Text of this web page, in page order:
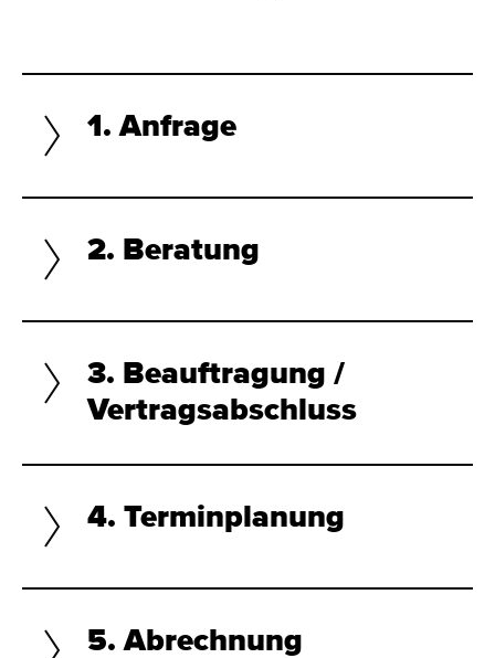
1. Anfrage
2. Beratung
3. Beauftragung /
Vertragsabschluss
4. Terminplanung
5. Abrechnung